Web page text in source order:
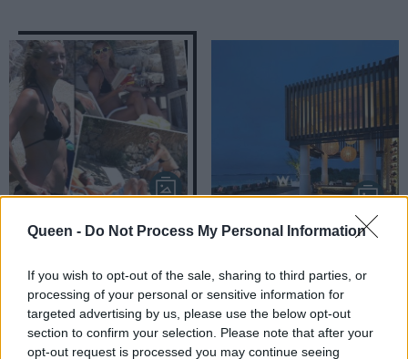
Queen - Do Not Process My Personal Information
If you wish to opt-out of the sale, sharing to third parties, or
processing of your personal or sensitive information for
targeted advertising by us, please use the below opt-out
section to confirm your selection. Please note that after your
opt-out request is processed you may continue seeing
Kate Hudson: Ήρθε
για διακοπές στη
Σκιάθο (φωτο)
θέρετρα με
διακόσμηση από το
μέλλον!